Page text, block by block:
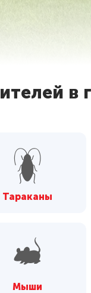
в
Тараканы
Мыши